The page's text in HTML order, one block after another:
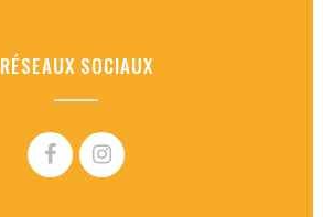
RÉSEAUX SOCIAUX